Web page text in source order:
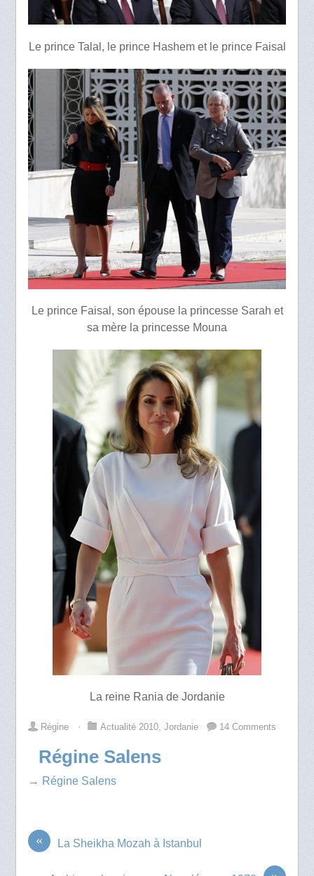
Le prince Talal, le prince Hashem et le prince Faisal
Le prince Faisal, son épouse la princesse Sarah et
sa mère la princesse Mouna
La reine Rania de Jordanie
Régine ⋅ Actualité 2010, Jordanie 14 Comments
Régine Salens
→ Régine Salens
« La Sheikha Mozah à Istanbul